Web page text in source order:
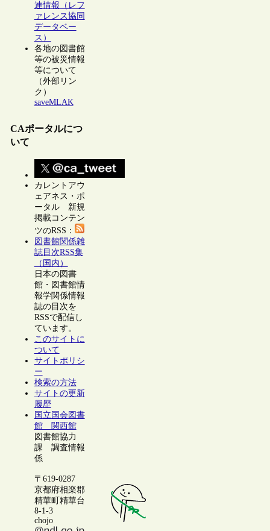
連情報（レフ
ァレンス協同
データベー
ス）
各地の図書館
等の被災情報
等について
（外部リン
ク）
saveMLAK
CAポータルにつ
いて
カレントアウ
ェアネス・ポ
ータル 新規
掲載コンテン
ツのRSS：
図書館関係雑
誌目次RSS集
（国内）
日本の図書
館・図書館情
報学関係情報
誌の目次を
RSSで配信し
ています。
このサイトに
ついて
サイトポリシ
ー
検索の方法
サイトの更新
履歴
国立国会図書
館 関西館
図書館協力
課 調査情報
係
〒619-0287
京都府相楽郡
精華町精華台
8-1-3
chojo